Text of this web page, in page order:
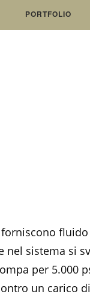
PORTFOLIO
forniscono
nel sistema si
per 5.000
un carico